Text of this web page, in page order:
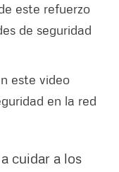
este refuerzo
de seguridad
este video
en la red
cuidar a los